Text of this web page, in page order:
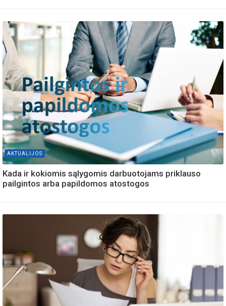
AKTUALIJOS
Kada ir kokiomis sąlygomis darbuotojams priklauso
pailgintos arba papildomos atostogos